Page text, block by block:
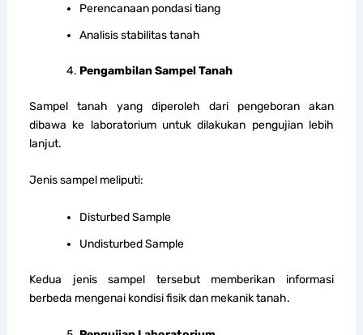
Perencanaan pondasi tiang
Analisis stabilitas tanah
Pengambilan Sampel Tanah
Sampel tanah yang diperoleh dari pengeboran akan
dibawa ke laboratorium untuk dilakukan pengujian lebih
lanjut.
Jenis sampel meliputi:
Disturbed Sample
Undisturbed Sample
Kedua jenis sampel tersebut memberikan informasi
berbeda mengenai kondisi fisik dan mekanik tanah.